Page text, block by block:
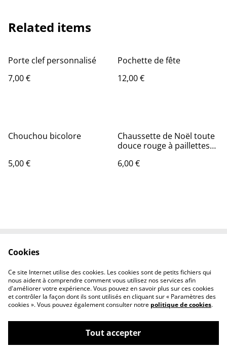
Related items
Porte clef personnalisé
7,00 €
Pochette de fête
12,00 €
Chouchou bicolore
5,00 €
Chaussette de Noël toute
douce rouge à paillettes
6,00 €
Politique de
confidentialité
Politique de cookies
Cookies
Ce site Internet utilise des cookies. Les cookies sont de petits fichiers qui
nous aident à comprendre comment vous utilisez nos services afin
d'améliorer votre expérience. Vous pouvez en savoir plus sur ces cookies
et contrôler la façon dont ils sont utilisés en cliquant sur « Paramètres des
cookies ». Vous pouvez également consulter notre politique de cookies.
Tout accepter